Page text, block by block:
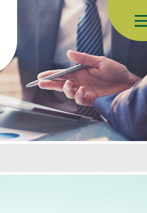
跳到内容（按回车键）